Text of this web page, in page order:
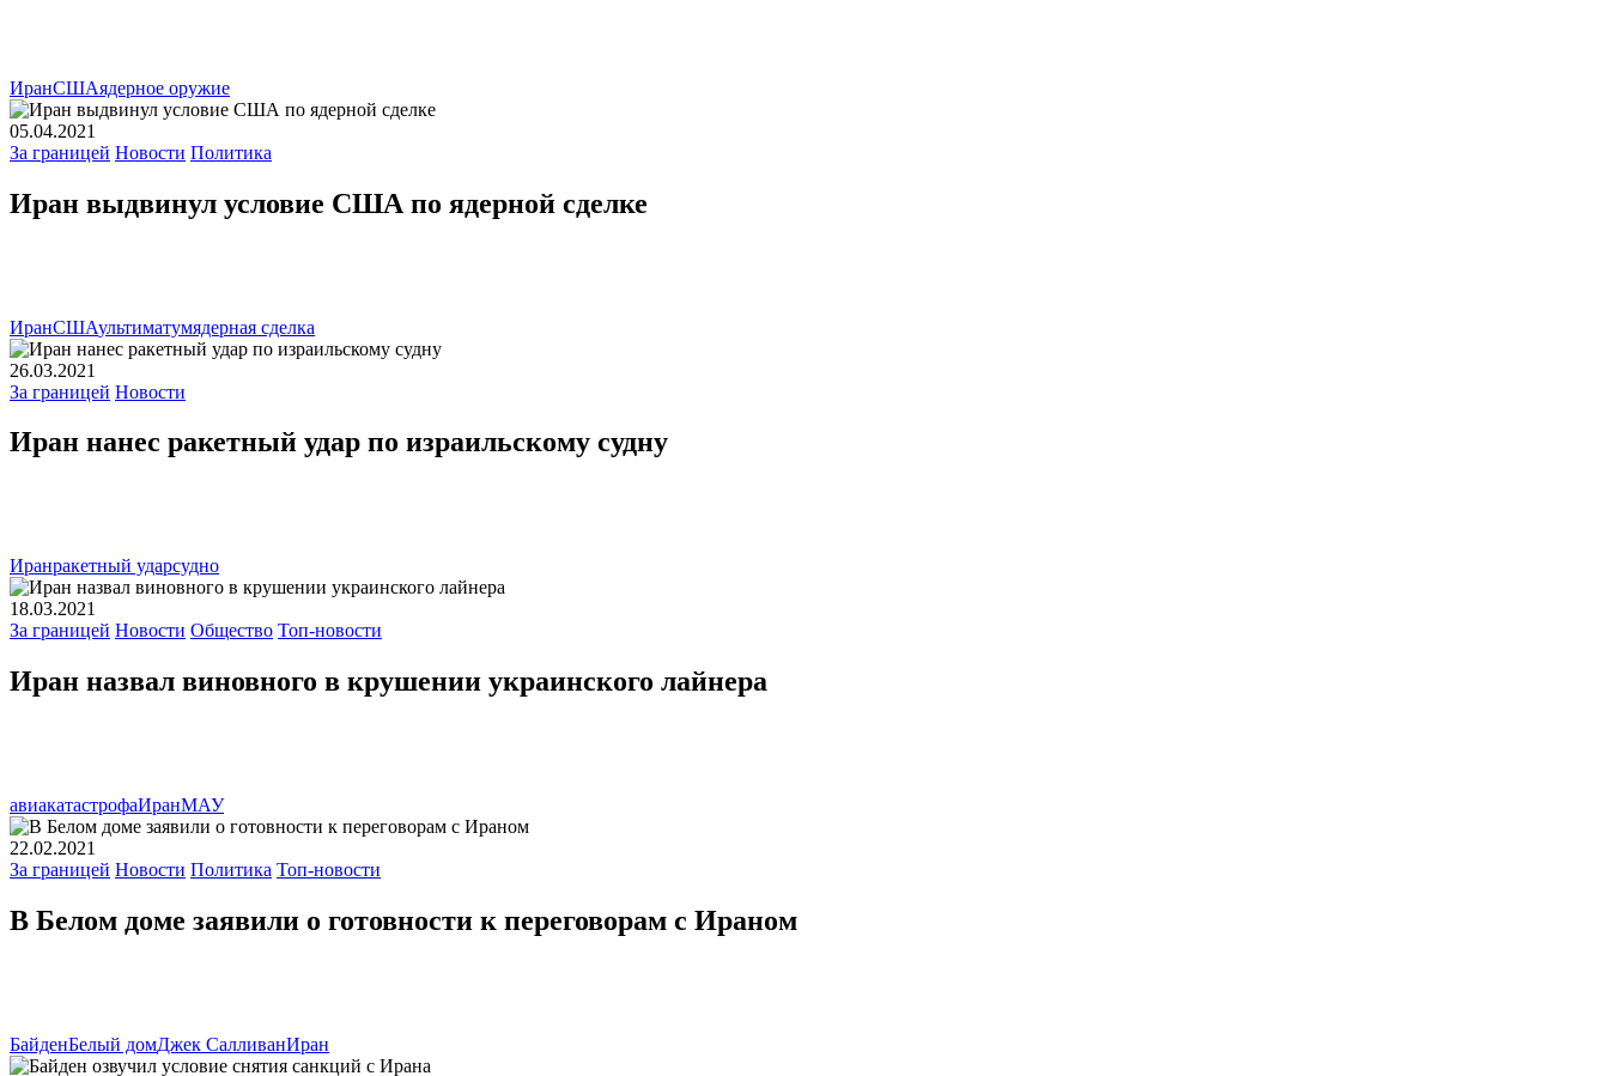
ИранСШАядерное оружие
05.04.2021
За границей Новости Политика
Иран выдвинул условие США по ядерной сделке
ИранСШАультиматумядерная сделка
26.03.2021
За границей Новости
Иран нанес ракетный удар по израильскому судну
Иранракетный ударсудно
18.03.2021
За границей Новости Общество Топ-новости
Иран назвал виновного в крушении украинского лайнера
авиакатастрофаИранМАУ
22.02.2021
За границей Новости Политика Топ-новости
В Белом доме заявили о готовности к переговорам с Ираном
БайденБелый домДжек СалливанИран